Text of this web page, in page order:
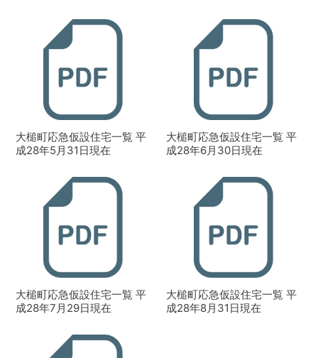
大槌町応急仮設住宅一覧 平
成28年5月31日現在
大槌町応急仮設住宅一覧 平
成28年6月30日現在
大槌町応急仮設住宅一覧 平
成28年7月29日現在
大槌町応急仮設住宅一覧 平
成28年8月31日現在